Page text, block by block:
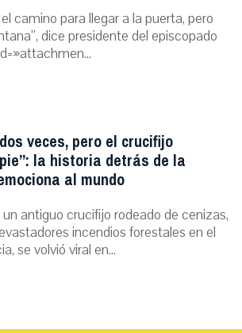
camino para llegar a la puerta, pero
dice presidente del episcopado
veces, pero el crucifijo
la historia detrás de la
al mundo
antiguo crucifijo rodeado de cenizas,
incendios forestales en el
se volvió viral en...